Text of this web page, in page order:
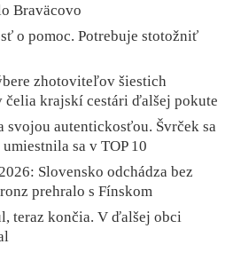
Braväcovo
o pomoc. Potrebuje stotožniť
zhotoviteľov šiestich
krajskí cestári ďalšej pokute
svojou autentickosťou. Švrček sa
sa v TOP 10
Slovensko odchádza bez
prehralo s Fínskom
teraz končia. V ďalšej obci